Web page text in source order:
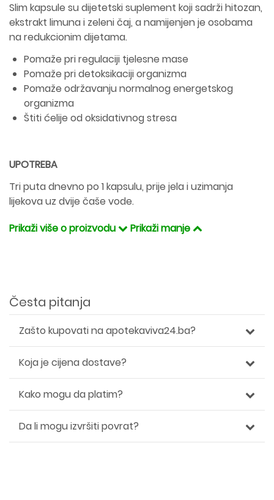
Slim kapsule su dijetetski suplement koji sadrži hitozan,
ekstrakt limuna i zeleni čaj, a namijenjen je osobama
na redukcionim dijetama.
Pomaže pri regulaciji tjelesne mase
Pomaže pri detoksikaciji organizma
Pomaže održavanju normalnog energetskog
organizma
Štiti ćelije od oksidativnog stresa
UPOTREBA
Tri puta dnevno po 1 kapsulu, prije jela i uzimanja
lijekova uz dvije čaše vode.
Prikaži više o proizvodu
Prikaži manje
Česta pitanja
Zašto kupovati na apotekaviva24.ba?
Koja je cijena dostave?
Kako mogu da platim?
Da li mogu izvršiti povrat?